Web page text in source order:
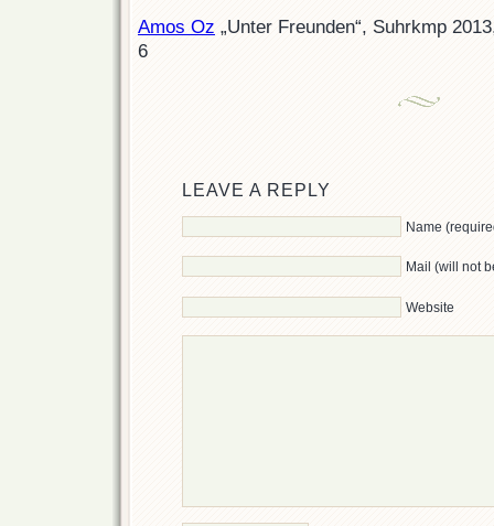
Amos Oz „Unter Freunden“, Suhrkmp
6
LEAVE A REPLY
Name
Mail (will not
Website